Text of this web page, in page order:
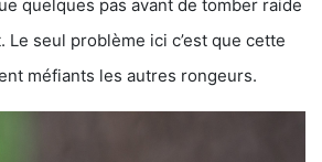
quelques pas avant de tomber raide
Le seul problème ici c’est que cette
méfiants les autres rongeurs.